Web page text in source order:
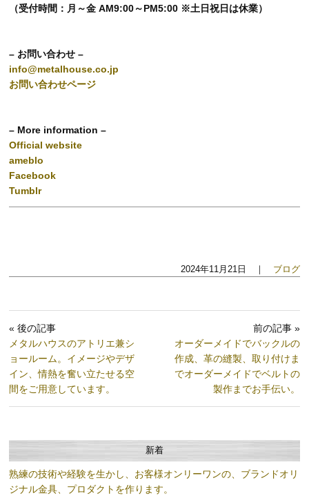
（受付時間：月～金 AM9:00～PM5:00 ※土日祝日は休業）
– お問い合わせ –
info@metalhouse.co.jp
お問い合わせページ
– More information –
Official website
ameblo
Facebook
Tumblr
2024年11月21日 ｜ ブログ
« 後の記事
メタルハウスのアトリエ兼シ
ョールーム。イメージやデザ
イン、情熱を奮い立たせる空
間をご用意しています。
前の記事 »
オーダーメイドでバックルの
作成、革の縫製、取り付けま
でオーダーメイドでベルトの
製作までお手伝い。
新着
熟練の技術や経験を生かし、お客様オンリーワンの、ブランドオリ
ジナル金具、プロダクトを作ります。